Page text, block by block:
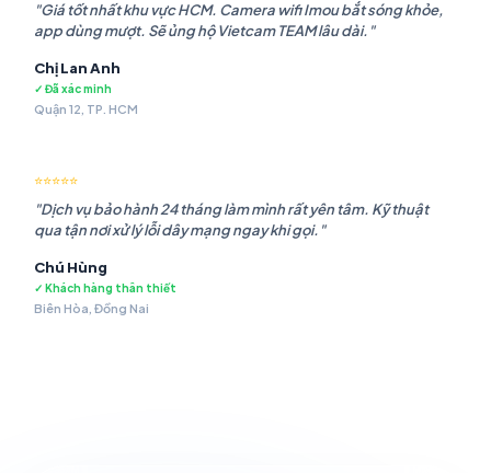
"Giá tốt nhất khu vực HCM. Camera wifi Imou bắt sóng khỏe,
app dùng mượt. Sẽ ủng hộ Vietcam TEAM lâu dài."
Chị Lan Anh
✓ Đã xác minh
Quận 12, TP. HCM
⭐⭐⭐⭐⭐
"Dịch vụ bảo hành 24 tháng làm mình rất yên tâm. Kỹ thuật
qua tận nơi xử lý lỗi dây mạng ngay khi gọi."
Chú Hùng
✓ Khách hàng thân thiết
Biên Hòa, Đồng Nai